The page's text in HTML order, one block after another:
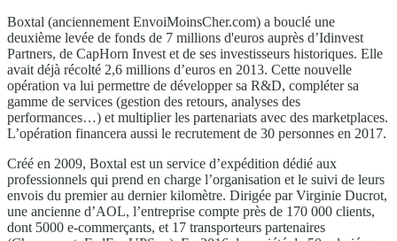
Boxtal (anciennement EnvoiMoinsCher.com) a bouclé une
deuxième levée de fonds de 7 millions d'euros auprès d’Idinvest
Partners, de CapHorn Invest et de ses investisseurs historiques. Elle
avait déjà récolté 2,6 millions d’euros en 2013. Cette nouvelle
opération va lui permettre de développer sa R&D, compléter sa
gamme de services (gestion des retours, analyses des
performances…) et multiplier les partenariats avec des marketplaces.
L’opération financera aussi le recrutement de 30 personnes en 2017.
Créé en 2009, Boxtal est un service d’expédition dédié aux
professionnels qui prend en charge l’organisation et le suivi de leurs
envois du premier au dernier kilomètre. Dirigée par Virginie Ducrot,
une ancienne d’AOL, l’entreprise compte près de 170 000 clients,
dont 5000 e-commerçants, et 17 transporteurs partenaires